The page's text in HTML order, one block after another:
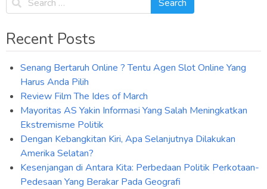
Recent Posts
Senang Bertaruh Online ? Tentu Agen Slot Online Yang
Harus Anda Pilih
Review Film The Ides of March
Mayoritas AS Yakin Informasi Yang Salah Meningkatkan
Ekstremisme Politik
Dengan Kebangkitan Kiri, Apa Selanjutnya Dilakukan
Amerika Selatan?
Kesenjangan di Antara Kita: Perbedaan Politik Perkotaan-
Pedesaan Yang Berakar Pada Geografi